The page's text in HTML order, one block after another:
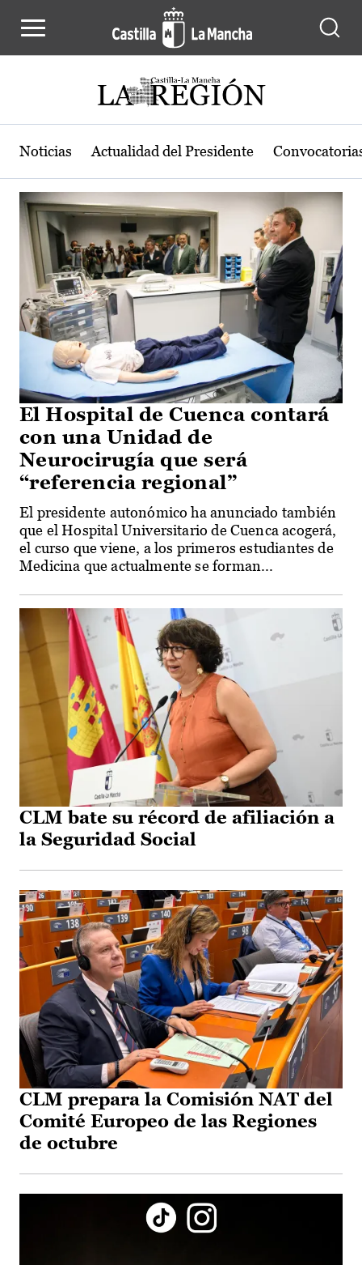
Actualidad de la región de Castilla-
Noticias Actualidad del Presidente
El Hospital de Cuenca contará
con una Unidad de
Neurocirugía que será
“referencia regional”
El presidente autonómico ha anunciado también
que el Hospital Universitario de Cuenca acogerá,
el curso que viene, a los primeros estudiantes de
Medicina que actualmente se forman...
CLM bate su récord de afiliación a
la Seguridad Social
CLM prepara la Comisión NAT del
Comité Europeo de las Regiones
de octubre